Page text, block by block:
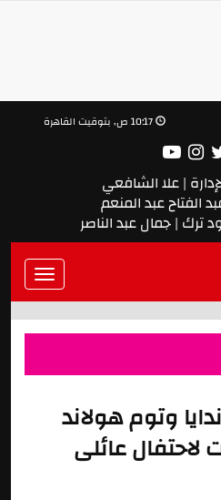
10:17 ص, بتوقيت القاهرة
| علا الشافعي
الفتاح عبد المنعم
ترك | جمال عبد الناصر
Toggle
وتوم هولاند
لاحتفال عائلى